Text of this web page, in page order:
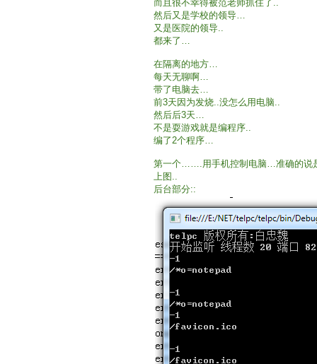
而且很不幸得被范老师抓住了..
然后又是学校的领导…
又是医院的领导..
都来了…
在隔离的地方…
每天无聊啊…
带了电脑去…
前3天因为发烧..没怎么用电脑..
然后后3天…
不是耍游戏就是编程序..
编了2个程序…
第一个…….用手机控制电脑…准确的说
上图..
后台部分::